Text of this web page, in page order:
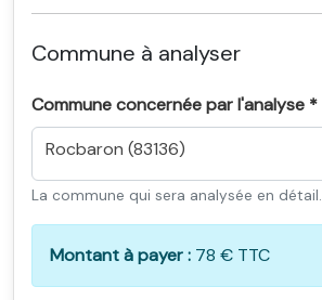
Commune à analyser
Commune concernée par l'analyse *
Rocbaron (83136)
La commune qui sera analysée en détail.
Montant à payer : 78 € TTC